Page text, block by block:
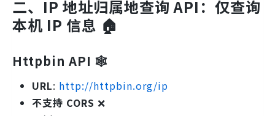
二、IP 地址归属地查询 API：仅查询
本机 IP 信息 🏠
Httpbin API 🕸️
URL: http://httpbin.org/ip
不支持 CORS ❌